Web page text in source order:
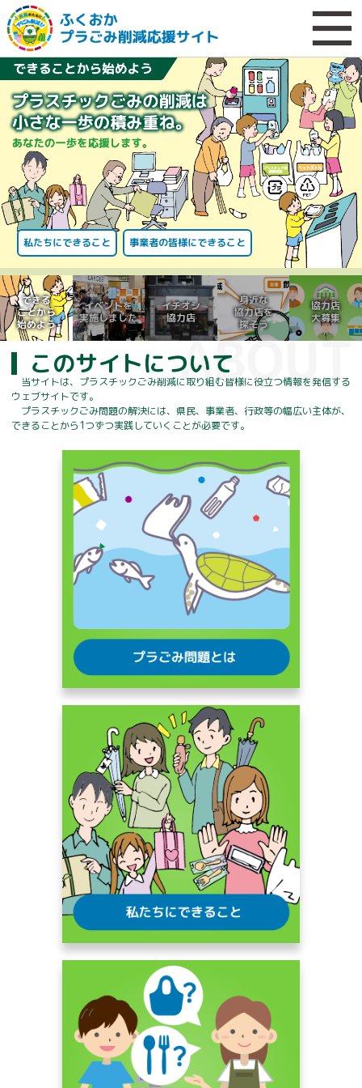
私たちにできること 事業者の皆様にできること
できる
ことから
始めよう
イベントを
実施しました
イチオシ
協力店
身近な
協力店を
探そう
協力店
大募集
このサイトについて
当サイトは、プラスチックごみ削減に取り組む皆様に役立つ情報を発信する
ウェブサイトです。
プラスチックごみ問題の解決には、県民、事業者、行政等の幅広い主体が、
できることから1つずつ実践していくことが必要です。